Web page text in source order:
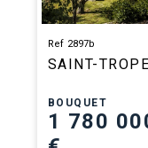
Ref 2897b
SAINT-
BOUQUET
1 780